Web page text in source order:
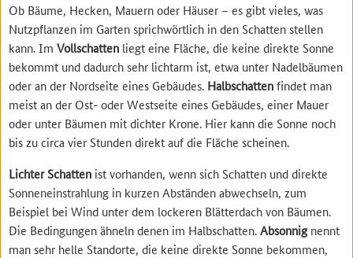
Ob Bäume, Hecken, Mauern oder Häuser – es gibt vieles, was
Nutzpflanzen im Garten sprichwörtlich in den Schatten stellen
kann. ImVollschatten liegt eine Fläche, die keine direkte Sonne
bekommt und dadurch sehr lichtarm ist, etwa unter Nadelbäumen
oder an der Nordseite eines Gebäudes. Halbschattenfindet man
meist an der Ost- oder Westseite eines Gebäudes, einer Mauer
oder unter Bäumen mit dichter Krone. Hier kann die Sonne noch
bis zu circa vier Stunden direkt auf die Fläche scheinen.
Lichter Schatten ist vorhanden, wenn sich Schatten und direkte
Sonneneinstrahlung in kurzen Abständen abwechseln, zum
Beispiel bei Wind unter dem lockeren Blätterdach von Bäumen.
Die Bedingungen ähneln denen im Halbschatten.Absonnignennt
man sehr helle Standorte, die keine direkte Sonne bekommen,